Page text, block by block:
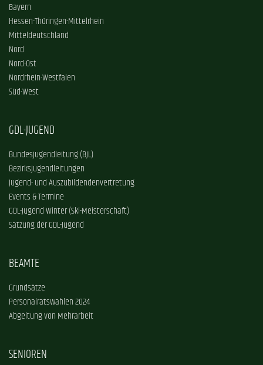
Bayern
Hessen-Thüringen-Mittelrhein
Mitteldeutschland
Nord
Nord-Ost
Nordrhein-Westfalen
Süd-West
GDL-JUGEND
Bundesjugendleitung (BJL)
Bezirksjugendleitungen
Jugend- und Auszubildendenvertretung
Events & Termine
GDL-Jugend Winter (Ski-Meisterschaft)
Satzung der GDL-Jugend
BEAMTE
Grundsätze
Personalratswahlen 2024
Abgeltung von Mehrarbeit
SENIOREN